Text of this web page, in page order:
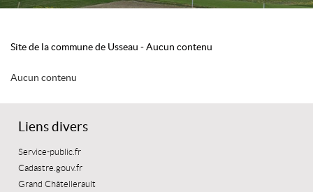
Site de la commune de Usseau -Aucun contenu
Aucun contenu
Liens divers
Service-public.fr
Cadastre.gouv.fr
Grand Châtellerault